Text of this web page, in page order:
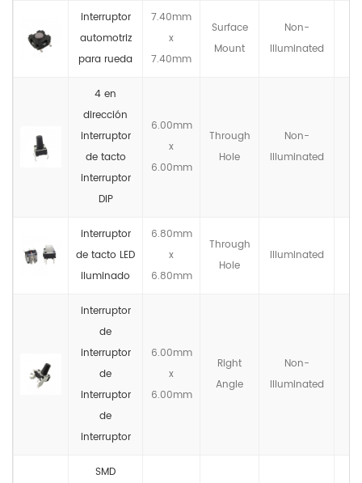
interruptor
automotriz
para rueda
7.40mm
x
7.40mm
Surface
Mount
Non-
llluminated
4 en
dirección
interruptor
de tacto
interruptor
DIP
6.00mm
x
6.00mm
Through
Hole
Non-
llluminated
interruptor
de tacto LED
iluminado
6.80mm
x
6.80mm
Through
Hole
llluminated
interruptor
de
interruptor
de
interruptor
de
interruptor
6.00mm
x
6.00mm
Right
Angle
Non-
llluminated
SMD